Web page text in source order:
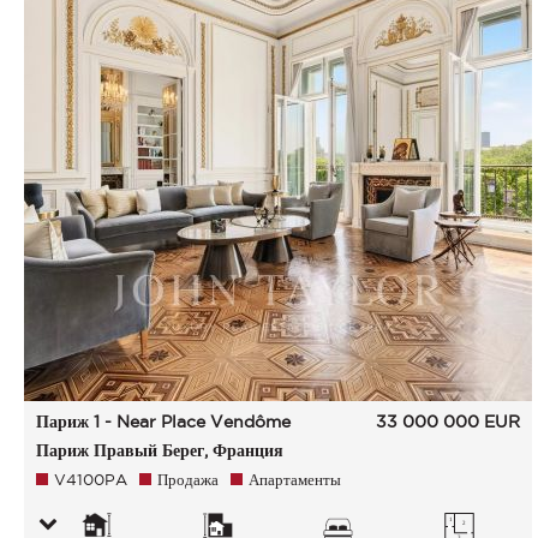
Париж 1 - Near Place Vendôme
Париж Правый Берег, Франция
33 000 000 EUR
V4100PA Продажа Апартаменты